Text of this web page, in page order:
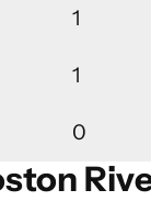
1
1
0